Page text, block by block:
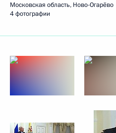
Московская область, Ново-Огарёво
4 фотографии